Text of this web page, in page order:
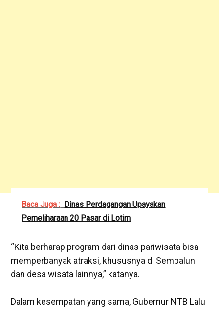
Baca Juga : Dinas Perdagangan Upayakan
Pemeliharaan 20 Pasar di Lotim
“Kita berharap program dari dinas pariwisata bisa
memperbanyak atraksi, khususnya di Sembalun
dan desa wisata lainnya,” katanya.
‎Dalam kesempatan yang sama, Gubernur NTB Lalu